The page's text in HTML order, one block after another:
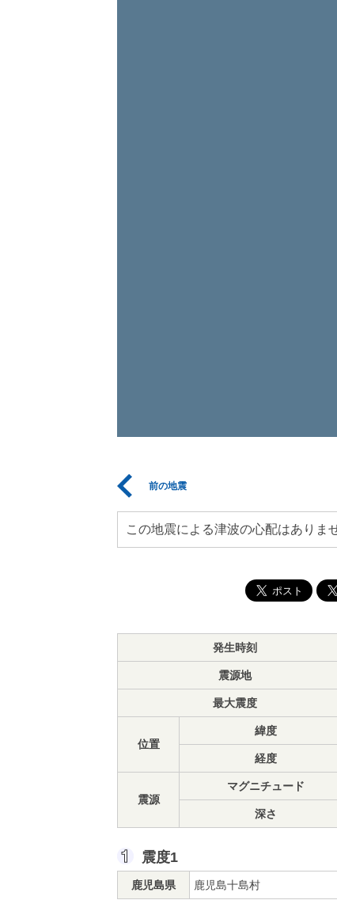
前の地震
この地震による津波の心配はありま
発生時刻
震源地
最大震度
位置
緯度
経度
震源
マグニチュード
深さ
震度1
鹿児島県 鹿児島十島村